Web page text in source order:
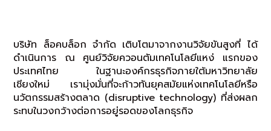
บริษัท ล็อคบล็อก จํากัด เติบโตมาจากงานวิจัยขันสูงที่ ได้
ดําเนินการ ณ ศูนย์วิจัยควอนตัมเทคโนโลยีแหง่ แรกของ
ประเทศไทย ในฐานะองค์กรธุรกิจภายใต้มหาวิทยาลัย
เชียงใหม่ เรามุ่งมั่นที่จะก้าวทันยุคสมัยแห่งเทคโนโลยีหรือ
นวัตกรรมสร้างตลาด (disruptive technology) ที่ส่งผลก
ระทบในวงกว้างต่อการอยู่รอดของโลกธุรกิจ